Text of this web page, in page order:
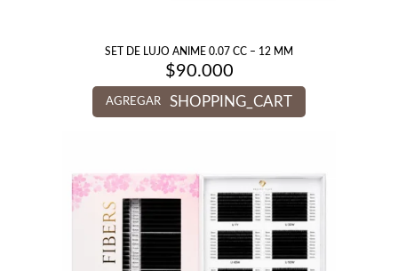
SET DE LUJO ANIME 0.07 CC – 12 MM
$90.000
AGREGAR SHOPPING_CART